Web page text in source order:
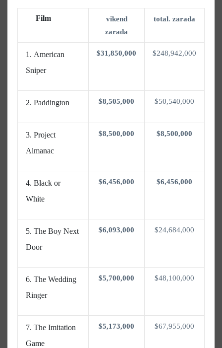
Film
vikend
zarada
total. zarada
American
Sniper
$31,850,000 $248,942,000
Paddington $8,505,000 $50,540,000
Project
Almanac
$8,500,000 $8,500,000
Black or
White
$6,456,000 $6,456,000
The Boy Next
Door
$6,093,000 $24,684,000
The Wedding
Ringer
$5,700,000 $48,100,000
The Imitation
Game
$5,173,000 $67,955,000